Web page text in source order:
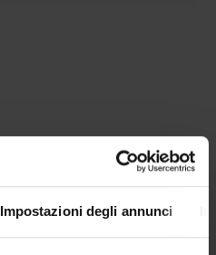
Impostazioni degli annunci